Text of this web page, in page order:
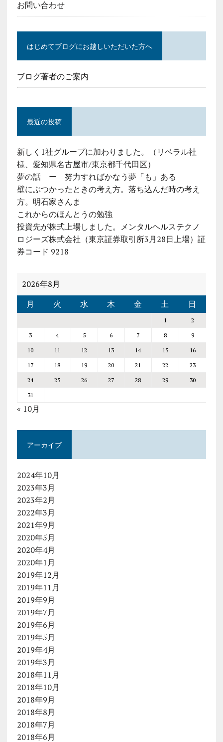
お問い合わせ
はじめてブログにお越しいただいた方へ
ブログ著者のご案内
最近の投稿
新しく1社グループに加わりました。（リベラル社
様、愛知県名古屋市/東京都千代田区）
夢の話 ー 努力すればかなう夢「も」ある
壁にぶつかったときの考え方。落ち込んだ時の考え
方。明石家さんま
これからのほんとうの勉強
投資先が株式上場しました。メンタルヘルステクノ
ロジーズ株式会社（東京証券取引所3月28日上場）証
券コード 9218
2026年8月
月
火 水 木 金 土 日
1
2
3
4 5 6 7 8
9
10
11 12 13 14 15
16
17
18 19 20 21 22
23
24
25 26 27 28 29
30
31
« 10月
アーカイブ
2024年10月
2023年3月
2023年2月
2022年3月
2021年9月
2020年5月
2020年4月
2020年1月
2019年12月
2019年11月
2019年9月
2019年7月
2019年6月
2019年5月
2019年4月
2019年3月
2018年11月
2018年10月
2018年9月
2018年8月
2018年7月
2018年6月